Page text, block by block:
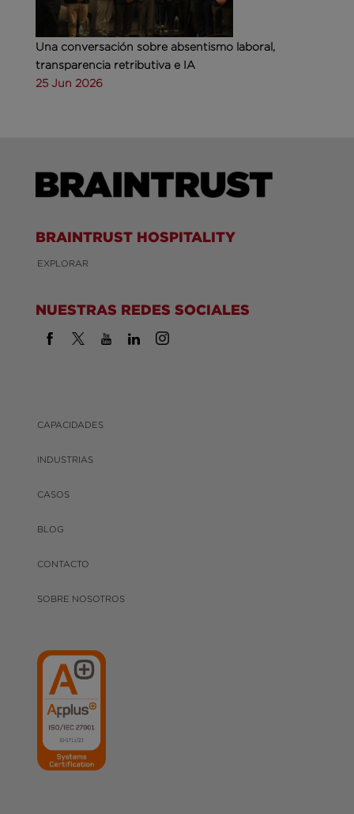
Una conversación sobre absentismo laboral,
transparencia retributiva e IA
25 Jun 2026
BRAINTRUST HOSPITALITY
EXPLORAR
NUESTRAS REDES SOCIALES
CAPACIDADES
INDUSTRIAS
CASOS
BLOG
CONTACTO
SOBRE NOSOTROS